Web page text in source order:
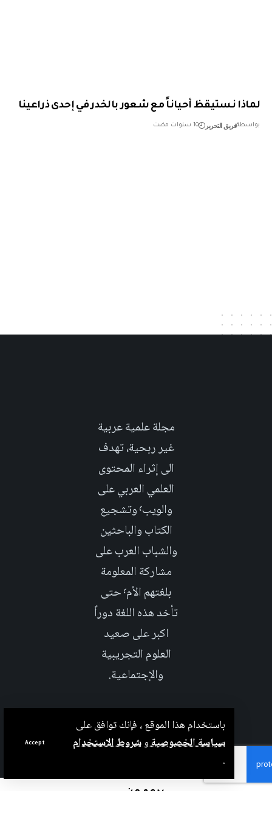
باستخدام هذا الموقع ، فإنك توافق على
سياسة الخصوصيةوشروط الاستخدام
نستيقظ أحياناً مع شعور بالخدر في إحدى ذراعينا
فريق التحرير 10 سنوات مضت
مجلة علمية عربية
غير ربحية، تهدف
الى إثراء المحتوى
العلمي العربي على
والويب٬ وتشجيع
الكتاب والباحثين
والشباب العرب على
مشاركة المعلومة
بلغتهم الأم٬ حتى
تأخد هذه اللغة دوراً
اكبر على صعيد
العلوم التجريبية
والإجتماعية.
بدعم من